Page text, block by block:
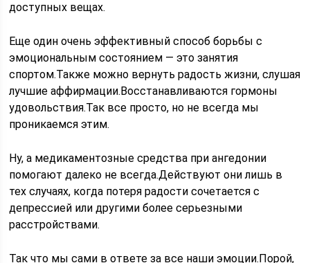
доступных вещах.
Еще один очень эффективный способ борьбы с
эмоциональным состоянием — это занятия
спортом.Также можно вернуть радость жизни, слушая
лучшие аффирмации.Восстанавливаются гормоны
удовольствия.Так все просто, но не всегда мы
проникаемся этим.
Ну, а медикаментозные средства при ангедонии
помогают далеко не всегда.Действуют они лишь в
тех случаях, когда потеря радости сочетается с
депрессией или другими более серьезными
расстройствами.
Так что мы сами в ответе за все наши эмоции.Порой,